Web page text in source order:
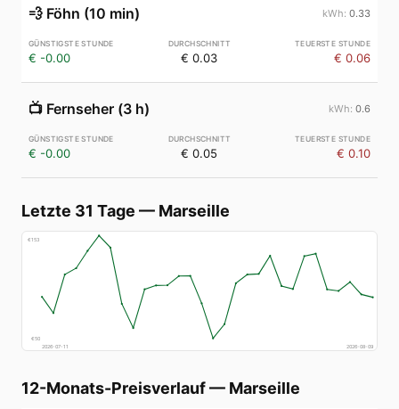
💨 Föhn (10 min) 0.33
€ -0.00 € 0.03 € 0.06
📺 Fernseher (3 h) 0.6
€ -0.00 € 0.05 € 0.10
Letzte 31 Tage — Marseille
€153
€50
2026-07-11
2026-08-09
12-Monats-Preisverlauf— Marseille